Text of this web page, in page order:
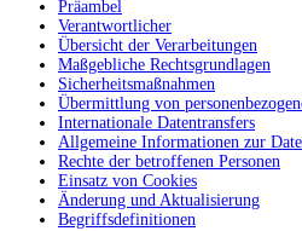
Präambel
Verantwortlicher
Übersicht der Verarbeitungen
Maßgebliche Rechtsgrundlagen
Sicherheitsmaßnahmen
Übermittlung von
Internationale Datentransfers
Allgemeine Informationen zur
Rechte der betroffenen Personen
Einsatz von Cookies
Änderung und Aktualisierung
Begriffsdefinitionen